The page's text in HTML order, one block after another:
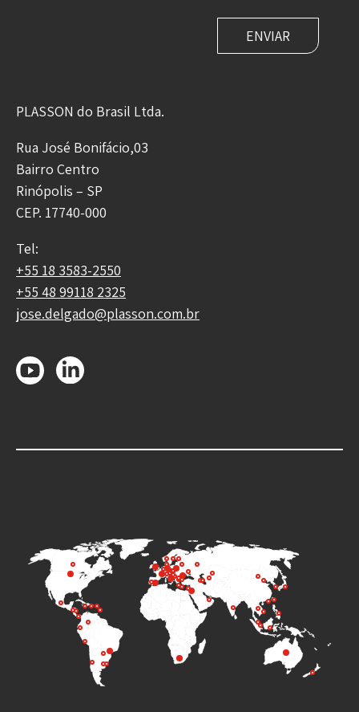
PLASSON do Brasil Ltda.
Rua José Bonifácio,03
Bairro Centro
Rinópolis – SP
CEP. 17740-000
Tel:
+55 18 3583-2550
+55 48 99118 2325
jose.delgado@plasson.com.br